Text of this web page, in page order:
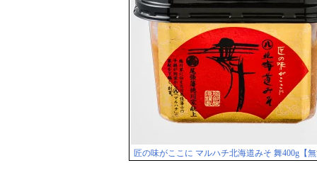
匠の味がここに マルハチ北海道みそ 舞400g【